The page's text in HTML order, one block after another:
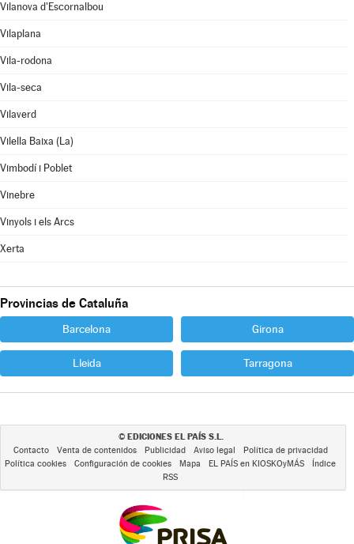
Vilanova d'Escornalbou
Vilaplana
Vila-rodona
Vila-seca
Vilaverd
Vilella Baixa (La)
Vimbodí i Poblet
Vinebre
Vinyols i els Arcs
Xerta
Provincias de Cataluña
Barcelona Girona
Lleida Tarragona
© EDICIONES EL PAÍS S.L.
Contacto Venta de contenidos Publicidad Aviso legal
Política de privacidad
Política cookies
Configuración de cookies Mapa EL PAÍS en KIOSKOyMÁS
Índice
RSS